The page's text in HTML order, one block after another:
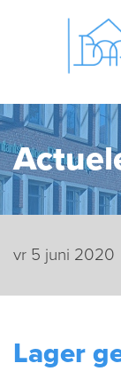
vr 5 juni 2020
Lager